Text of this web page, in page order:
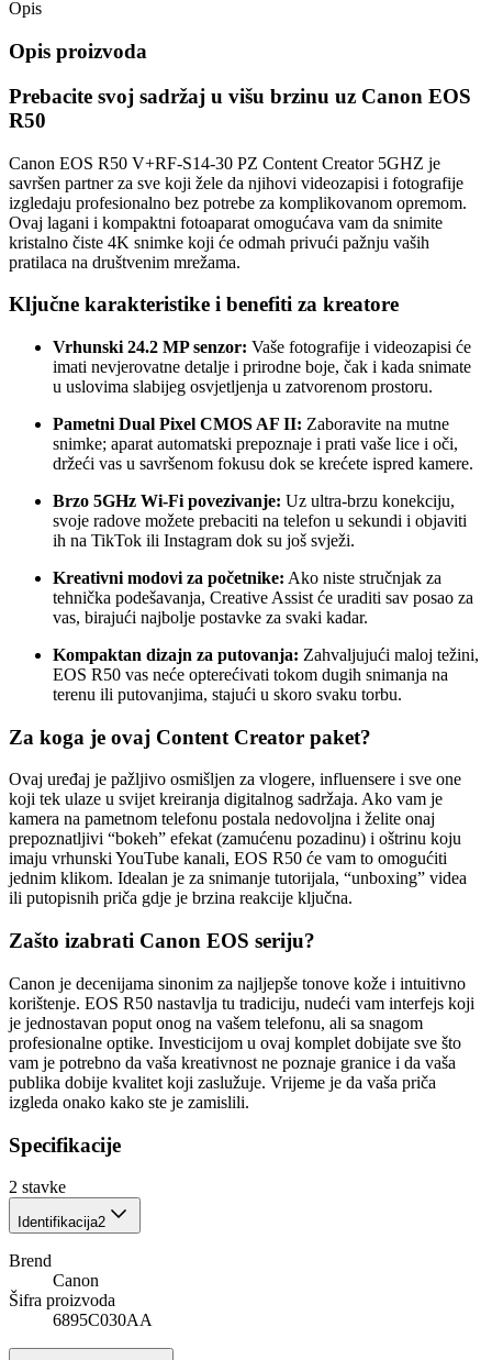
Opis
Opis proizvoda
Prebacite svoj sadržaj u višu brzinu uz Canon EOS
R50
Canon EOS R50 V+RF-S14-30 PZ Content Creator 5GHZ je
savršen partner za sve koji žele da njihovi videozapisi i fotografije
izgledaju profesionalno bez potrebe za komplikovanom opremom.
Ovaj lagani i kompaktni fotoaparat omogućava vam da snimite
kristalno čiste 4K snimke koji će odmah privući pažnju vaših
pratilaca na društvenim mrežama.
Ključne karakteristike i benefiti za kreatore
Vrhunski 24.2 MP senzor: Vaše fotografije i videozapisi će
imati nevjerovatne detalje i prirodne boje, čak i kada snimate
u uslovima slabijeg osvjetljenja u zatvorenom prostoru.
Pametni Dual Pixel CMOS AF II: Zaboravite na mutne
snimke; aparat automatski prepoznaje i prati vaše lice i oči,
držeći vas u savršenom fokusu dok se krećete ispred kamere.
Brzo 5GHz Wi-Fi povezivanje: Uz ultra-brzu konekciju,
svoje radove možete prebaciti na telefon u sekundi i objaviti
ih na TikTok ili Instagram dok su još svježi.
Kreativni modovi za početnike: Ako niste stručnjak za
tehnička podešavanja, Creative Assist će uraditi sav posao za
vas, birajući najbolje postavke za svaki kadar.
Kompaktan dizajn za putovanja: Zahvaljujući maloj težini,
EOS R50 vas neće opterećivati tokom dugih snimanja na
terenu ili putovanjima, stajući u skoro svaku torbu.
Za koga je ovaj Content Creator paket?
Ovaj uređaj je pažljivo osmišljen za vlogere, influensere i sve one
koji tek ulaze u svijet kreiranja digitalnog sadržaja. Ako vam je
kamera na pametnom telefonu postala nedovoljna i želite onaj
prepoznatljivi “bokeh” efekat (zamućenu pozadinu) i oštrinu koju
imaju vrhunski YouTube kanali, EOS R50 će vam to omogućiti
jednim klikom. Idealan je za snimanje tutorijala, “unboxing” videa
ili putopisnih priča gdje je brzina reakcije ključna.
Zašto izabrati Canon EOS seriju?
Canon je decenijama sinonim za najljepše tonove kože i intuitivno
korištenje. EOS R50 nastavlja tu tradiciju, nudeći vam interfejs koji
je jednostavan poput onog na vašem telefonu, ali sa snagom
profesionalne optike. Investicijom u ovaj komplet dobijate sve što
vam je potrebno da vaša kreativnost ne poznaje granice i da vaša
publika dobije kvalitet koji zaslužuje. Vrijeme je da vaša priča
izgleda onako kako ste je zamislili.
Specifikacije
2 stavke
Identifikacija2
Brend
Canon
Šifra proizvoda
6895C030AA